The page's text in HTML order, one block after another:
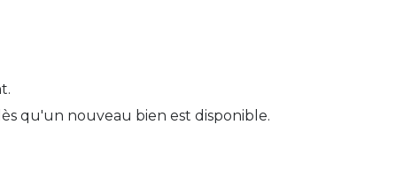
qu'un nouveau bien est disponible.